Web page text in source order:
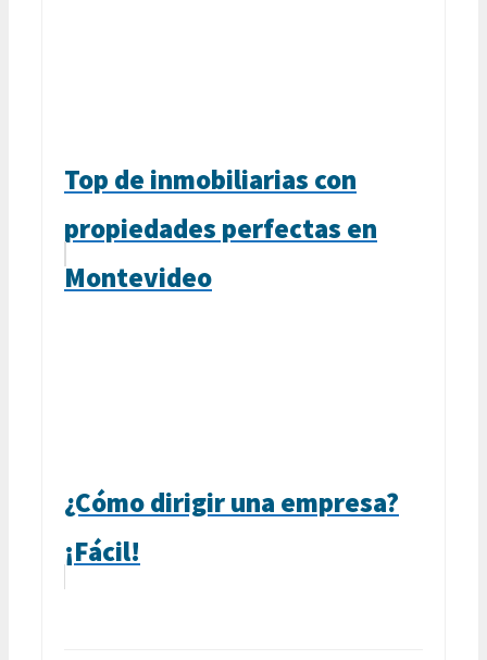
Top de inmobiliarias con
propiedades perfectas en
Montevideo
¿Cómo dirigir una empresa?
¡Fácil!